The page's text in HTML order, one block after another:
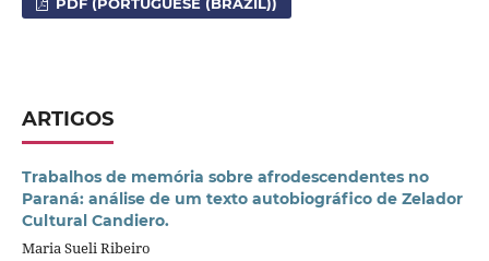
ARTIGOS
Trabalhos de memória sobre afrodescendentes no
Paraná: análise de um texto autobiográfico de Zelador
Cultural Candiero.
Maria Sueli Ribeiro